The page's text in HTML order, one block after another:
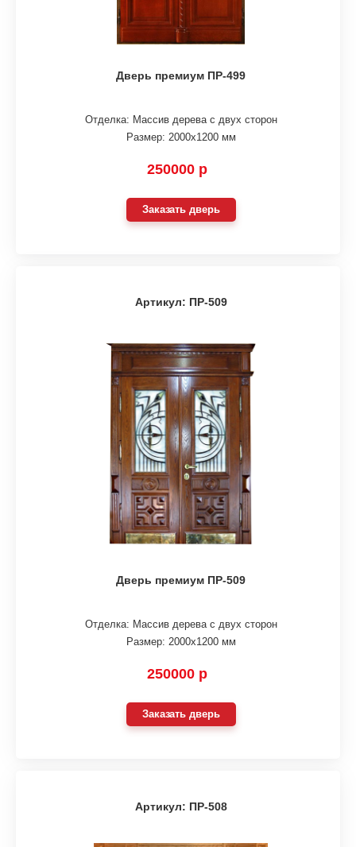
Дверь премиум ПР-499
Отделка: Массив дерева с двух сторон
Размер: 2000х1200 мм
250000 р
Заказать дверь
Артикул: ПР-509
Дверь премиум ПР-509
Отделка: Массив дерева с двух сторон
Размер: 2000х1200 мм
250000 р
Заказать дверь
Артикул: ПР-508